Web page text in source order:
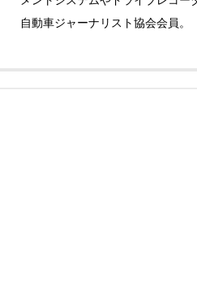
自動車ジャーナリスト協会会員。